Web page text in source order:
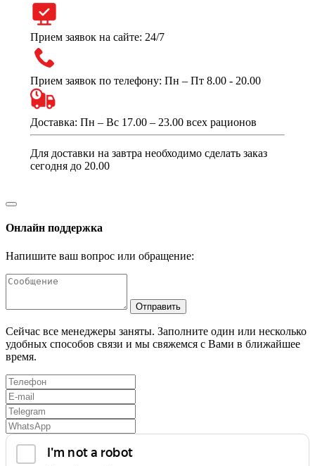
Прием заявок на сайте: 24/7
Прием заявок по телефону: Пн – Пт 8.00 - 20.00
Доставка: Пн – Вс 17.00 – 23.00 всех рационов
Для доставки на завтра необходимо сделать заказ
сегодня до 20.00
Онлайн поддержка
Напишите ваш вопрос или обращение:
Отправить
Сейчас все менеджеры заняты. Заполните один или несколько
удобных способов связи и мы свяжемся с Вами в ближайшее
время.